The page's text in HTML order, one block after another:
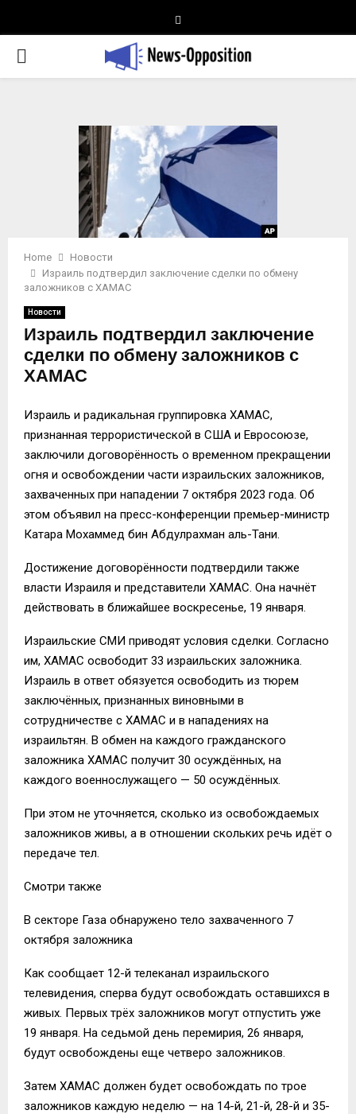
PRIMARY
Home
Новости
Израиль подтвердил заключение сделки по обмену
заложников с ХАМАС
Новости
Израиль подтвердил заключение
сделки по обмену заложников с
ХАМАС
Израиль и радикальная группировка ХАМАС,
признанная террористической в США и Евросоюзе,
заключили договорённость о временном прекращении
огня и освобождении части израильских заложников,
захваченных при нападении 7 октября 2023 года. Об
этом объявил на пресс-конференции премьер-министр
Катара Мохаммед бин Абдулрахман аль-Тани.
Достижение договорённости подтвердили также
власти Израиля и представители ХАМАС. Она начнёт
действовать в ближайшее воскресенье, 19 января.
Израильские СМИ приводят условия сделки. Согласно
им, ХАМАС освободит 33 израильских заложника.
Израиль в ответ обязуется освободить из тюрем
заключённых, признанных виновными в
сотрудничестве с ХАМАС и в нападениях на
израильтян. В обмен на каждого гражданского
заложника ХАМАС получит 30 осуждённых, на
каждого военнослужащего — 50 осуждённых.
При этом не уточняется, сколько из освобождаемых
заложников живы, а в отношении скольких речь идёт о
передаче тел.
Смотри также
В секторе Газа обнаружено тело захваченного 7
октября заложника
Как сообщает 12-й телеканал израильского
телевидения, сперва будут освобождать оставшихся в
живых. Первых трёх заложников могут отпустить уже
19 января. На седьмой день перемирия, 26 января,
будут освобождены еще четверо заложников.
Затем ХАМАС должен будет освобождать по трое
заложников каждую неделю — на 14-й, 21-й, 28-й и 35-